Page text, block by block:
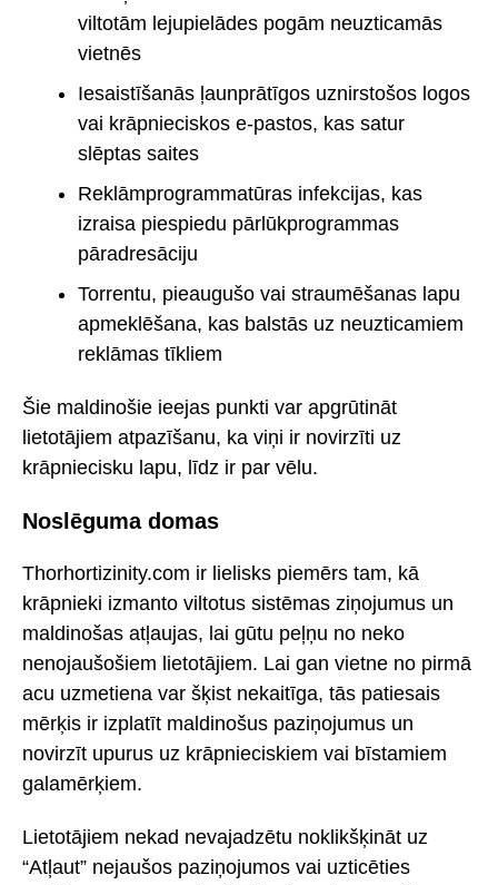
viltotām lejupielādes pogām neuzticamās
vietnēs
Iesaistīšanās ļaunprātīgos uznirstošos logos
vai krāpnieciskos e-pastos, kas satur
slēptas saites
Reklāmprogrammatūras infekcijas, kas
izraisa piespiedu pārlūkprogrammas
pāradresāciju
Torrentu, pieaugušo vai straumēšanas lapu
apmeklēšana, kas balstās uz neuzticamiem
reklāmas tīkliem
Šie maldinošie ieejas punkti var apgrūtināt
lietotājiem atpazīšanu, ka viņi ir novirzīti uz
krāpniecisku lapu, līdz ir par vēlu.
Noslēguma domas
Thorhortizinity.com ir lielisks piemērs tam, kā
krāpnieki izmanto viltotus sistēmas ziņojumus un
maldinošas atļaujas, lai gūtu peļņu no neko
nenojaušošiem lietotājiem. Lai gan vietne no pirmā
acu uzmetiena var šķist nekaitīga, tās patiesais
mērķis ir izplatīt maldinošus paziņojumus un
novirzīt upurus uz krāpnieciskiem vai bīstamiem
galamērķiem.
Lietotājiem nekad nevajadzētu noklikšķināt uz
“Atļaut” nejaušos paziņojumos vai uzticēties